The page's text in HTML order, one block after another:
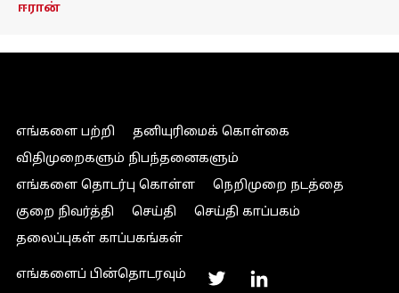
ஈரான்
எங்களை பற்றி
தனியுரிமைக் கொள்கை
விதிமுறைகளும் நிபந்தனைகளும்
எங்களை தொடர்பு கொள்ள
நெறிமுறை நடத்தை
குறை நிவர்த்தி
செய்தி
செய்தி காப்பகம்
தலைப்புகள் காப்பகங்கள்
எங்களைப் பின்தொடரவும்